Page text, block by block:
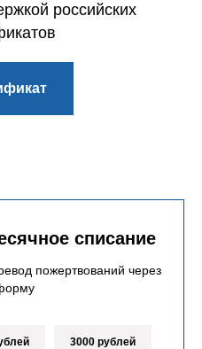
российских
списание
пожертвований через
3000 рублей